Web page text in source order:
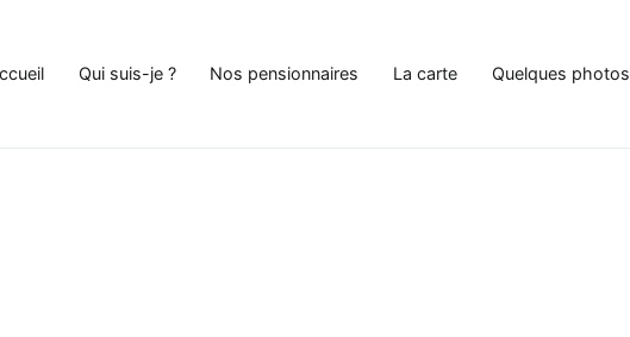
Qui suis-je ? Nos pensionnaires La carte Quelques photos